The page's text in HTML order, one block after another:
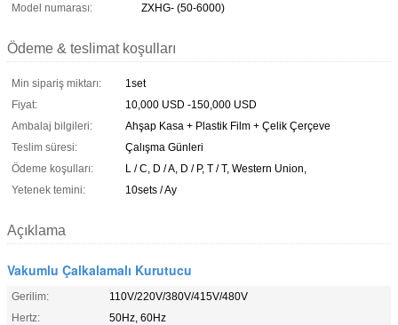
Model numarası:
ZXHG- (50-6000)
Ödeme & teslimat koşulları
Min sipariş miktarı:
1set
Fiyat:
10,000 USD -150,000 USD
Ambalaj bilgileri:
Ahşap Kasa + Plastik Film + Çelik Çerçeve
Teslim süresi:
Çalışma Günleri
Ödeme koşulları:
L / C, D / A, D / P, T / T, Western Union,
Yetenek temini:
10sets / Ay
Açıklama
Vakumlu Çalkalamalı Kurutucu
Gerilim:
110V/220V/380V/415V/480V
Hertz:
50Hz, 60Hz